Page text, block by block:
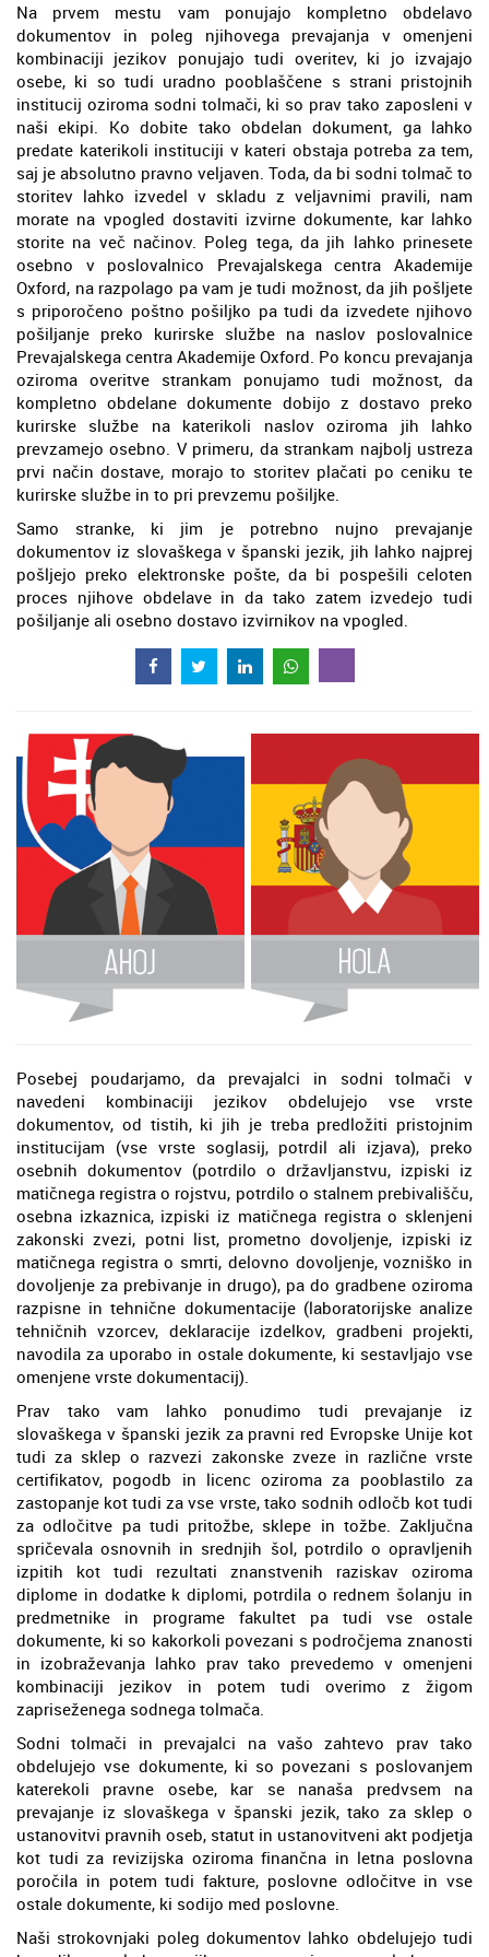
Na prvem mestu vam ponujajo kompletno obdelavo
dokumentov in poleg njihovega prevajanja v omenjeni
kombinaciji jezikov ponujajo tudi overitev, ki jo izvajajo
osebe, ki so tudi uradno pooblaščene s strani pristojnih
institucij oziroma sodni tolmači, ki so prav tako zaposleni v
naši ekipi. Ko dobite tako obdelan dokument, ga lahko
predate katerikoli instituciji v kateri obstaja potreba za tem,
saj je absolutno pravno veljaven. Toda, da bi sodni tolmač to
storitev lahko izvedel v skladu z veljavnimi pravili, nam
morate na vpogled dostaviti izvirne dokumente, kar lahko
storite na več načinov. Poleg tega, da jih lahko prinesete
osebno v poslovalnico Prevajalskega centra Akademije
Oxford, na razpolago pa vam je tudi možnost, da jih pošljete
s priporočeno poštno pošiljko pa tudi da izvedete njihovo
pošiljanje preko kurirske službe na naslov poslovalnice
Prevajalskega centra Akademije Oxford. Po koncu prevajanja
oziroma overitve strankam ponujamo tudi možnost, da
kompletno obdelane dokumente dobijo z dostavo preko
kurirske službe na katerikoli naslov oziroma jih lahko
prevzamejo osebno. V primeru, da strankam najbolj ustreza
prvi način dostave, morajo to storitev plačati po ceniku te
kurirske službe in to pri prevzemu pošiljke.
Samo stranke, ki jim je potrebno nujno prevajanje
dokumentov iz slovaškega v španski jezik, jih lahko najprej
pošljejo preko elektronske pošte, da bi pospešili celoten
proces njihove obdelave in da tako zatem izvedejo tudi
pošiljanje ali osebno dostavo izvirnikov na vpogled.
Posebej poudarjamo, da prevajalci in sodni tolmači v
navedeni kombinaciji jezikov obdelujejo vse vrste
dokumentov, od tistih, ki jih je treba predložiti pristojnim
institucijam (vse vrste soglasij, potrdil ali izjava), preko
osebnih dokumentov (potrdilo o državljanstvu, izpiski iz
matičnega registra o rojstvu, potrdilo o stalnem prebivališču,
osebna izkaznica, izpiski iz matičnega registra o sklenjeni
zakonski zvezi, potni list, prometno dovoljenje, izpiski iz
matičnega registra o smrti, delovno dovoljenje, vozniško in
dovoljenje za prebivanje in drugo), pa do gradbene oziroma
razpisne in tehnične dokumentacije (laboratorijske analize
tehničnih vzorcev, deklaracije izdelkov, gradbeni projekti,
navodila za uporabo in ostale dokumente, ki sestavljajo vse
omenjene vrste dokumentacij).
Prav tako vam lahko ponudimo tudi prevajanje iz
slovaškega v španski jezik za pravni red Evropske Unije kot
tudi za sklep o razvezi zakonske zveze in različne vrste
certifikatov, pogodb in licenc oziroma za pooblastilo za
zastopanje kot tudi za vse vrste, tako sodnih odločb kot tudi
za odločitve pa tudi pritožbe, sklepe in tožbe. Zaključna
spričevala osnovnih in srednjih šol, potrdilo o opravljenih
izpitih kot tudi rezultati znanstvenih raziskav oziroma
diplome in dodatke k diplomi, potrdila o rednem šolanju in
predmetnike in programe fakultet pa tudi vse ostale
dokumente, ki so kakorkoli povezani s področjema znanosti
in izobraževanja lahko prav tako prevedemo v omenjeni
kombinaciji jezikov in potem tudi overimo z žigom
zapriseženega sodnega tolmača.
Sodni tolmači in prevajalci na vašo zahtevo prav tako
obdelujejo vse dokumente, ki so povezani s poslovanjem
katerekoli pravne osebe, kar se nanaša predvsem na
prevajanje iz slovaškega v španski jezik, tako za sklep o
ustanovitvi pravnih oseb, statut in ustanovitveni akt podjetja
kot tudi za revizijska oziroma finančna in letna poslovna
poročila in potem tudi fakture, poslovne odločitve in vse
ostale dokumente, ki sodijo med poslovne.
Naši strokovnjaki poleg dokumentov lahko obdelujejo tudi